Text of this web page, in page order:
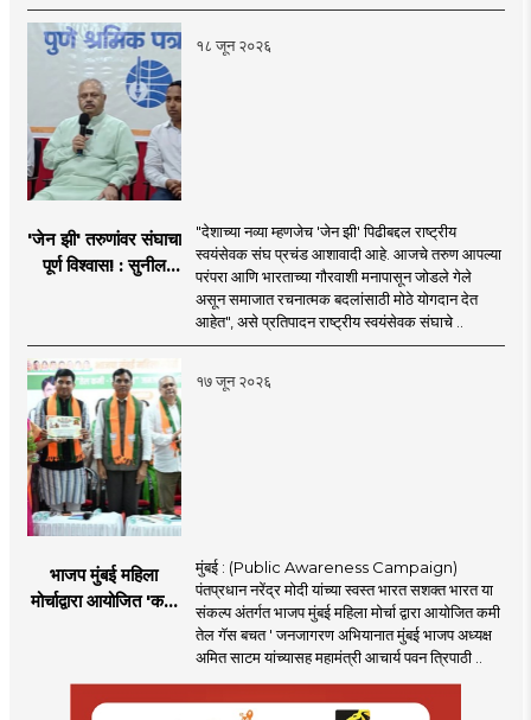
१८ जून २०२६
'जेन झी' तरुणांवर संघाचा
पूर्ण विश्वास! : सुनील
"देशाच्या नव्या म्हणजेच 'जेन झी' पिढीबद्दल राष्ट्रीय
स्वयंसेवक संघ प्रचंड आशावादी आहे. आजचे तरुण आपल्या
परंपरा आणि भारताच्या गौरवाशी मनापासून जोडले गेले
असून समाजात रचनात्मक बदलांसाठी मोठे योगदान देत
आहेत", असे प्रतिपादन राष्ट्रीय स्वयंसेवक संघाचे ..
१७ जून २०२६
भाजप मुंबई महिला
मोर्चाद्वारा आयोजित 'कमी
मुंबई : (Public Awareness Campaign)
पंतप्रधान नरेंद्र मोदी यांच्या स्वस्त भारत सशक्त भारत या
संकल्प अंतर्गत भाजप मुंबई महिला मोर्चा द्वारा आयोजित कमी
तेल गॅस बचत ' जनजागरण अभियानात मुंबई भाजप अध्यक्ष
अमित साटम यांच्यासह महामंत्री आचार्य पवन त्रिपाठी ..